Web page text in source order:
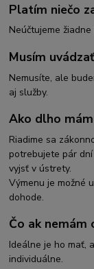
Platím niečo
Neúčtujeme
Musím
Nemusíte, ale
aj služby.
Ako dlho
Riadime sa
potrebujete pár
vyjsť v ústrety.
Výmenu je možné
dohode.
Čo ak
Ideálne je ho mať,
individuálne.